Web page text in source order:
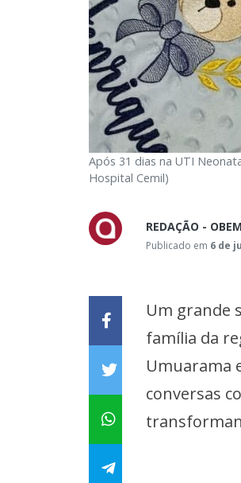
Após 31 dias na UTI
Hospital Cemil)
REDAÇÃO -
Publicado em 6 de
Um grande
família da
Umuarama
conversas